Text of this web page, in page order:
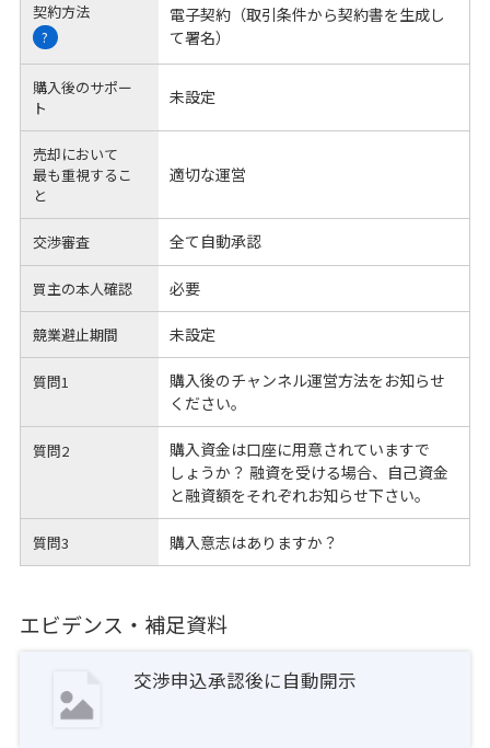
契約方法
?
電子契約（取引条件から契約書を生成し
て署名）
購入後のサポー
ト
未設定
売却において
最も重視するこ
と
適切な運営
交渉審査 全て自動承認
買主の本人確認 必要
競業避止期間 未設定
質問1
購入後のチャンネル運営方法をお知らせ
ください。
質問2
購入資金は口座に用意されていますで
しょうか？ 融資を受ける場合、自己資金
と融資額をそれぞれお知らせ下さい。
質問3 購入意志はありますか？
エビデンス・補足資料
交渉申込承認後に自動開示